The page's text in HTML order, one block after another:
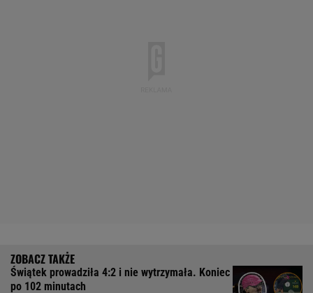
Świątek prowadziła 4:2 i nie wytrzymała. Koniec
po 102 minutach